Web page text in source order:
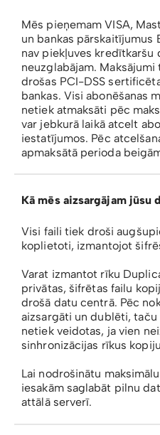
Mēs pieņemam VISA,
un bankas pārskaitījumus
nav piekļuves kredītkaršu
neuzglabājam.
drošas PCI-DSS
bankas. Visi abonēšanas
netiek atmaksāti pēc
var jebkurā laikā atcelt
iestatījumos. Pēc
apmaksātā perioda
Kā mēs aizsargājam jūsu
Visi faili tiek droši
koplietoti, izmantojot
Varat izmantot rīku
privātas, šifrētas failu
drošā datu centrā. Pēc
aizsargāti un dublēti,
netiek veidotas, ja vien
sinhronizācijas rīkus
Lai nodrošinātu
iesakām saglabāt pilnu
attālā serverī.